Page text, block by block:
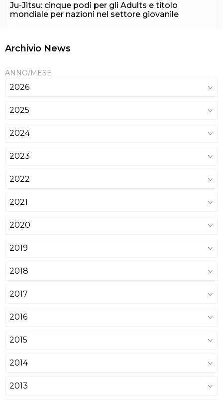
Ju-Jitsu: cinque podi per gli Adults e titolo
mondiale per nazioni nel settore giovanile
Archivio News
ANNO/MESE
2026
2025
2024
2023
2022
2021
2020
2019
2018
2017
2016
2015
2014
2013